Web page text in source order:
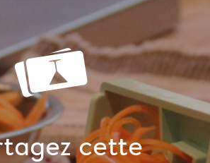
cette